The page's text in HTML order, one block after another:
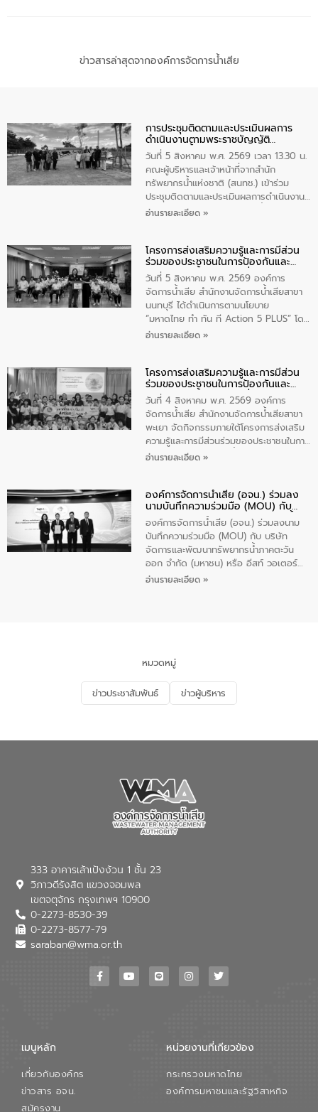
ข่าวสารล่าสุดจากองค์การจัดการน้ำเสีย
การประชุมติดตามและประเมินผลการ
ดำเนินงานตามพระราชบัญญัติ
ทรัพยากรน้ำ พ.ศ. 2561 ประจำ
ปีงบประมาณ พ.ศ. 2569
วันที่ 5 สิงหาคม พ.ศ. 2569 เวลา 13.30 น.
คณะผู้บริหารและเจ้าหน้าที่จากสำนัก
ทรัพยากรน้ำแห่งชาติ (สนทช.) เข้าร่วม
ประชุมติดตามและประเมินผลการดำเนินงาน
ตามพระราชบัญญัติทรัพยากรน้ำ พ.ศ. 2561
วัดสิงห์ จังหวัดชัยนาท โดยมีนายแสงชัย
สุขชื่น นายกเทศมนตรีตำบลวัดสิงห์ คณะผู้
บริหารเทศบาลตำบลวัดสิงห์ ผู้นำชุมชน และ
ประชาชนในพื้นที่เทศบาลตำบลวัดสิงก์ที่มี
ส่วนได้ส่วนเสียในโครงก่อสร้างศูนย์บริหาร
จัดการคุณภาพน้ำเทศบาลตำบลวัดสิงห์
จังหวัดชัยนาท ให้การต้อนรับ
อ่านรายละเอียด »
โครงการส่งเสริมความรู้และการมีส่วน
ร่วมของประชาชนในการป้องกันและ
แก้ไขปัญหาน้ำเสียอย่างยั่งยืน
วันที่ 5 สิงหาคม พ.ศ. 2569 องค์การ
จัดการน้ำเสีย สำนักงานจัดการน้ำเสียสาขา
นนทบุรี ได้ดำเนินการตามนโยบาย
“มหาดไทย ทำ ทัน ที Action 5 PLUS” โดย
จัดโครงการส่งเสริมความรู้และการมีส่วน
“ชุมชนร่วมใจ น้ำใสยั่งยืน” ได้บรรยายให้
ความรู้เกี่ยวกับการจัดการน้ำเสียและการใช้
ถังดักไขมันให้แก่นักเรียนโรงเรียนวัดบ่อ
(นันทวิทยา) เทศบาลนครปากเกร็ด อำเภอ
ปากเกร็ด จังหวัดนนทบุรี จำนวน 30 คน
อ่านรายละเอียด »
โครงการส่งเสริมความรู้และการมีส่วน
ร่วมของประชาชนในการป้องกันและ
แก้ไขปัญหาน้ำเสียอย่างยั่งยืน
วันที่ 4 สิงหาคม พ.ศ. 2569 องค์การ
จัดการน้ำเสีย สำนักงานจัดการน้ำเสียสาขา
พะเยา จัดกิจกรรมภายใต้โครงการส่งเสริม
ความรู้และการมีส่วนร่วมของประชาชนในการ
ป้องกันและแก้ไขปัญหาน้ำเสียอย่างยั่งยืน
ชุมชนและการบำบัดน้ำเสียเบื้องต้น ให้กับ
นักเรียนชั้นประถมศึกษาปีที่ 5 โรงเรียน
เทศบาล 1 (พะเยาประชานุกูล) จำนวน 30
คน
อ่านรายละเอียด »
องค์การจัดการน้ำเสีย (อจน.) ร่วมลง
นามบันทึกความร่วมมือ (MOU) กับ
บริษัท จัดการและพัฒนาทรัพยากรน้ำ
ภาคตะวันออก จำกัด (มหาชน) หรือ อีส
ท์ วอเตอร์
องค์การจัดการน้ำเสีย (อจน.) ร่วมลงนาม
บันทึกความร่วมมือ (MOU) กับ บริษัท
จัดการและพัฒนาทรัพยากรน้ำภาคตะวัน
ออก จำกัด (มหาชน) หรือ อีสท์ วอเตอร์
เมื่อวันอังคารที่ 4 สิงหาคม 2569 ณ ห้อง
ด้านน้ำของประเทศ และเตรียมความพร้อม
รองรับการเติบโตของเมือง รวมถึงการ
ลงทุนในอุตสาหกรรมแห่งอนาคต ตลอดจน
มุ่งตอบโจทย์ความท้าทายจากวิกฤตการ
ในครั้งนี้เป็นการดึงจุดแข็งและความ
(อจน.) มาผสานกับประสบการณ์และ
เทคโนโลยีโครงข่ายน้ำครบวงจรในพื้นที่ EEC
ของอีสท์ วอเตอร์ เพื่อร่วมกันศึกษา
เทคโนโลยีการปรับปรุงคุณภาพน้ำ (Water
Reuse) และพัฒนารูปแบบการดำเนินงาน
ใช้น้ำที่พุ่งสูงขึ้นจากการขยายตัวของ
การองค์การจัดการน้ำเสีย กล่าวถึงภารกิจ
เพื่อสนับสนุนการพัฒนาเมืองอย่างยั่งยืน
ขณะที่ นายบดินทร์ อุดล กรรมการผู้อำนวย
สมดุลทางเศรษฐกิจและสิ่งแวดล้อมได้อย่าง
ภาคเอกชนในครั้งนี้ นับเป็นก้าวสำคัญของ
องค์การจัดการน้ำเสีย (อจน.) ในการร่วมวาง
อ่านรายละเอียด »
หมวดหมู่
ข่าวประชาสัมพันธ์ ข่าวผู้บริหาร
333 อาคารเล้าเป้งง้วน 1 ชั้น 23
วิภาวดีรังสิต แขวงจอมพล
เขตจตุจักร กรุงเทพฯ 10900
0-2273-8530-39
0-2273-8577-79
saraban@wma.or.th
เมนูหลัก
เกี่ยวกับองค์กร
ข่าวสาร อจน.
สมัครงาน
หน่วยงานที่เกียวข้อง
กระทรวงมหาดไทย
องค์การมหาชนและรัฐวิสาหกิจ